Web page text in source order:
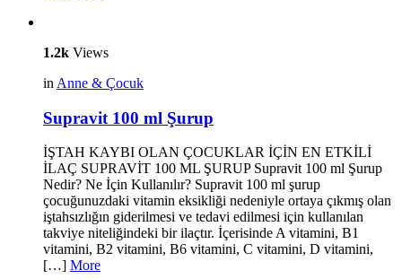
1.2k Views
in Anne & Çocuk
Supravit 100 ml Şurup
İŞTAH KAYBI OLAN ÇOCUKLAR İÇİN EN ETKİLİ
İLAÇ SUPRAVİT 100 ML ŞURUP Supravit 100 ml Şurup
Nedir? Ne İçin Kullanılır? Supravit 100 ml şurup
çocuğunuzdaki vitamin eksikliği nedeniyle ortaya çıkmış olan
iştahsızlığın giderilmesi ve tedavi edilmesi için kullanılan
takviye niteliğindeki bir ilaçtır. İçerisinde A vitamini, B1
vitamini, B2 vitamini, B6 vitamini, C vitamini, D vitamini,
[…] More